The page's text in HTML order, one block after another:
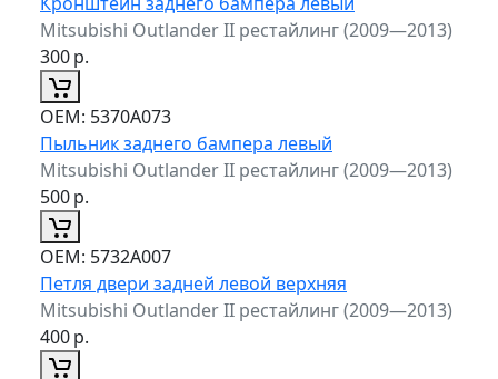
Mitsubishi Outlander II рестайлинг (2009—2013)
300р.
ОЕМ: 5370A073
Пыльник заднего бампера левый
Mitsubishi Outlander II рестайлинг (2009—2013)
500р.
ОЕМ: 5732A007
Петля двери задней левой верхняя
Mitsubishi Outlander II рестайлинг (2009—2013)
400р.